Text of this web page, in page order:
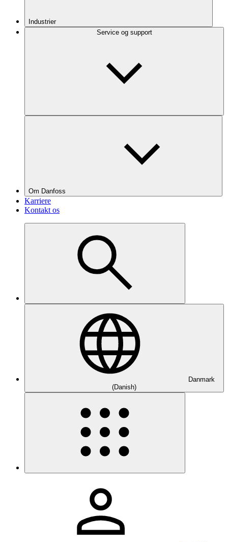
Industrier
Service og support
Om Danfoss
Karriere
Kontakt os
Danmark
(Danish)